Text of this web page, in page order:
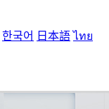
한국어 日本語 ไทย